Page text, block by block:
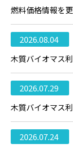
燃料価格情報を
2026.08.04
木質バイオマス
2026.07.29
木質バイオマス
2026.07.24